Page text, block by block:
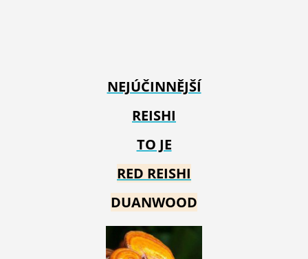
NEJÚČINNĚJŠÍ
REISHI
TO JE
RED REISHI
DUANWOOD